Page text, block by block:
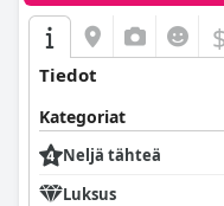
Tiedot
Kategoriat
Neljä tähteä
Luksus